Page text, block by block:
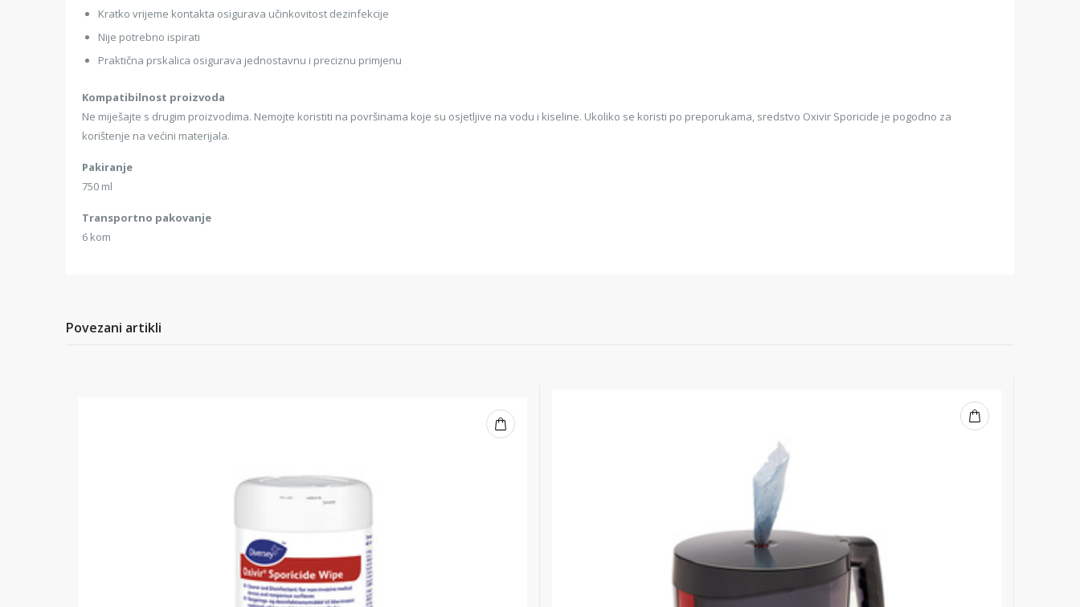
Kratko vrijeme kontakta osigurava učinkovitost dezinfekcije
Nije potrebno ispirati
Praktična prskalica osigurava jednostavnu i preciznu primjenu
Kompatibilnost proizvoda
Ne miješajte s drugim proizvodima. Nemojte koristiti na površinama koje su osjetljive na vodu i kiseline. Ukoliko se koristi po preporukama, sredstvo Oxivir Sporicide je pogodno za
korištenje na većini materijala.
Pakiranje
750 ml
Transportno pakovanje
6 kom
Povezani artikli